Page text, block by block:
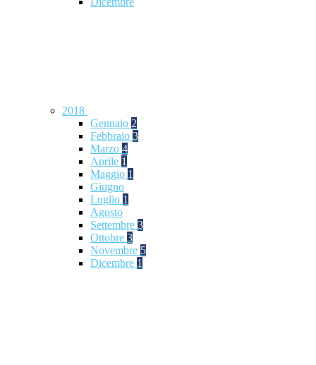
2018
Gennaio 2
Febbraio 3
Marzo 4
Aprile 1
Maggio 1
Giugno
Luglio 1
Agosto
Settembre 3
Ottobre 3
Novembre 5
Dicembre 1